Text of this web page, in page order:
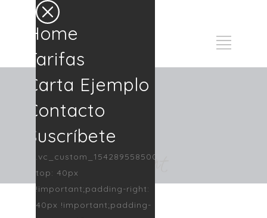
Home
Tarifas
Carta Ejemplo
Contacto
Suscríbete
.vc_custom_1542895585002{padding-
top: 40px
!important;padding-right:
40px !important;padding-
My account